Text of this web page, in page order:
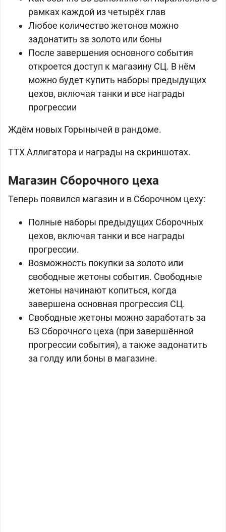
рамках каждой из четырёх глав
Любое количество жетонов можно
задонатить за золото или боны
После завершения основного события
откроется доступ к магазину СЦ. В нём
можно будет купить наборы предыдущих
цехов, включая танки и все награды
прогрессии
Ждём новых Горынычей в рандоме.
ТТХ Аллигатора и награды на скриншотах.
Магазин Сборочного цеха
Теперь появился магазин и в Сборочном цеху:
Полные наборы предыдущих Сборочных
цехов, включая танки и все награды
прогрессии.
Возможность покупки за золото или
свободные жетоны события. Свободные
жетоны начинают копиться, когда
завершена основная прогрессия СЦ.
Cвободные жетоны можно заработать за
БЗ Сборочного цеха (при завершённой
прогрессии события), а также задонатить
за голду или боны в магазине.